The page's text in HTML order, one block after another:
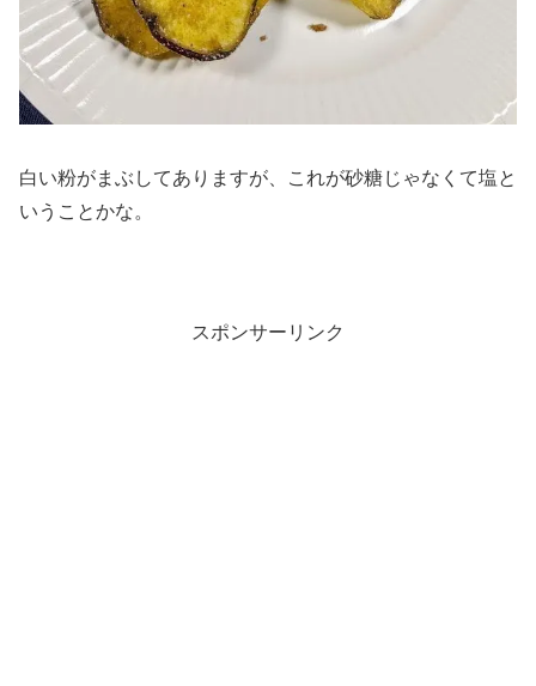
白い粉がまぶしてありますが、これが砂糖じゃなくて塩と
いうことかな。
スポンサーリンク